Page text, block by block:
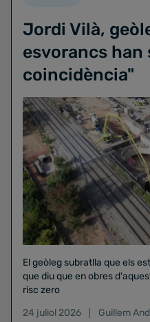
Jordi Vilà,
esvorancs han
coincidència"
El geòleg subratlla que els
que diu que en obres
risc zero
24 juliol 2026
Guillem